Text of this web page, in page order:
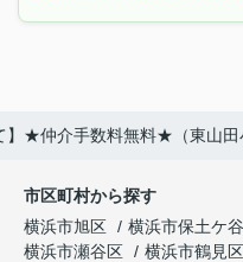
★仲介手数料無料★（東山田
市区町村から探す
横浜市旭区
横浜市保土ケ
横浜市瀬谷区
横浜市鶴見区